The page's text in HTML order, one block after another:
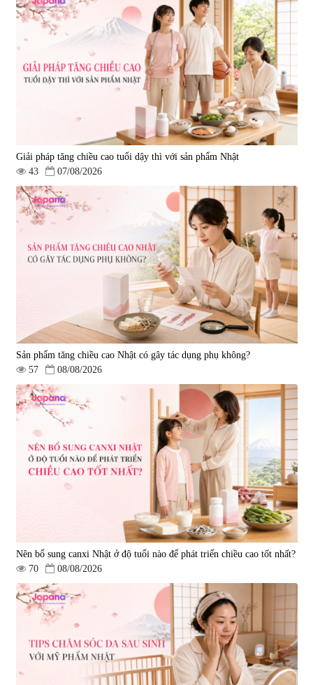
580.000 đ
Gold 60 viên
0
1.570.000 đ
Giải pháp tăng chiều cao tuổi dậy thì với sản phẩm Nhật
43
07/08/2026
Sản phẩm tăng chiều cao Nhật có gây tác dụng phụ không?
57
08/08/2026
Nên bổ sung canxi Nhật ở độ tuổi nào để phát triển chiều cao tốt nhất?
70
08/08/2026